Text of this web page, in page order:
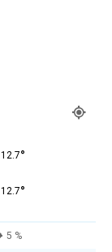
12.7°
12.7°
5 %